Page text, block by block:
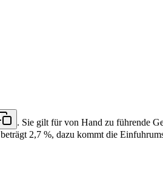
. Sie gilt für von Hand zu führende
2,7 %, dazu kommt die